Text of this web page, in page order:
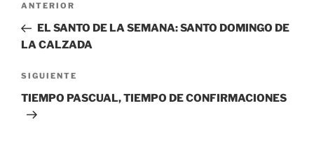
ANTERIOR
EL SANTO DE LA SEMANA: SANTO DOMINGO DE
LA CALZADA
SIGUIENTE
TIEMPO PASCUAL, TIEMPO DE CONFIRMACIONES